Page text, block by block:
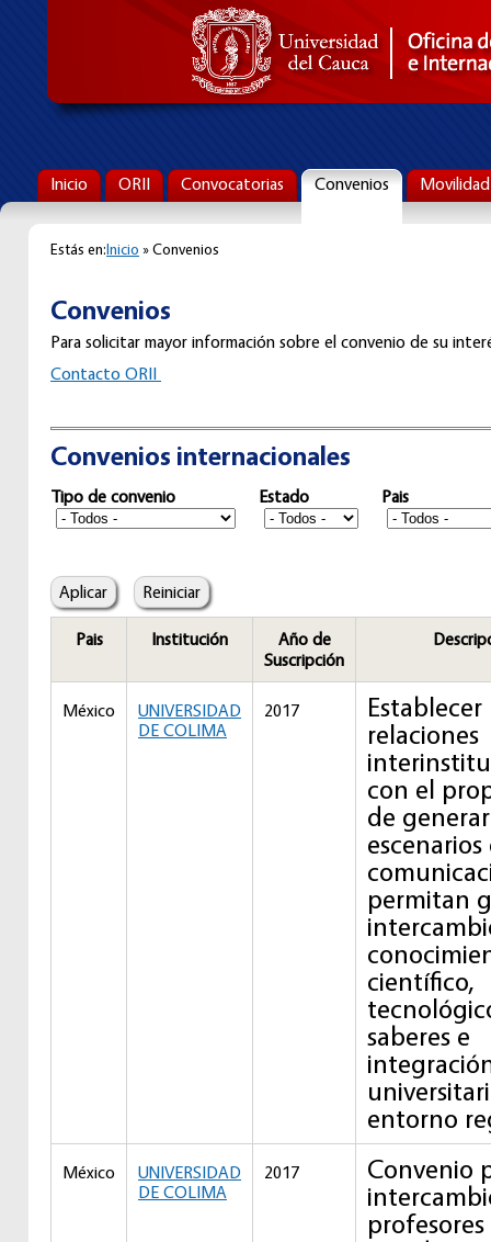
Inicio ORII Convocatorias Convenios Movilidad
Estás en:Inicio » Convenios
Convenios
Para solicitar mayor información sobre el convenio de su
Contacto ORII
Convenios internacionales
Tipo de convenio Estado Pais
Pais Institución
Año de
Suscripción
México
UNIVERSIDAD
DE COLIMA
2017
Establecer
relaciones
con el
de generar
escenarios
permitan
científico,
saberes e
entorno
México
UNIVERSIDAD
DE COLIMA
2017
Convenio
profesores